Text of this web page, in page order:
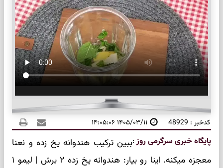
کدخبر : 48929 ۱۴۰۵/۰۳/۱۱ ۱۴:۰۵:۰۶
پایگاه خبری سرگرمی روز:ببین ترکیب هندوانه یخ زده و نعنا
معجزه میکنه. اینا رو بیار: هندوانه یخ زده ۲ برش | لیمو ۱